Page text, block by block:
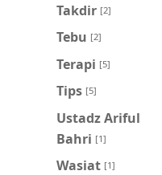
Takdir [2]
Tebu [2]
Terapi [5]
Tips [5]
Ustadz Ariful
Bahri [1]
Wasiat [1]